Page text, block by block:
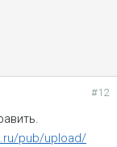
#12
pub/upload/